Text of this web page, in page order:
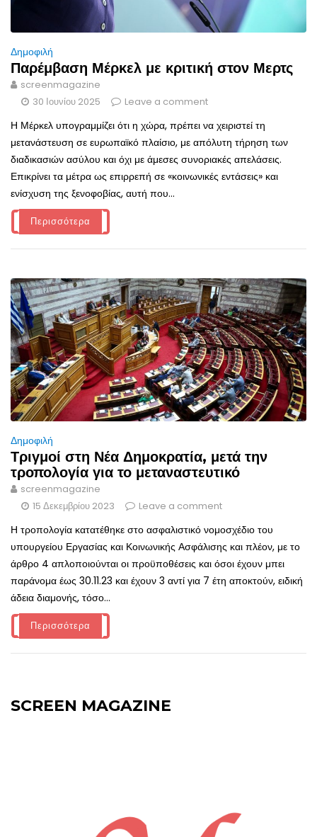
Δημοφιλή
Παρέμβαση Μέρκελ με κριτική στον Μερτς
screenmagazine
30 Ιουνίου 2025
Leave a comment
Η Μέρκελ υπογραμμίζει ότι η χώρα, πρέπει να χειριστεί τη
μετανάστευση σε ευρωπαϊκό πλαίσιο, με απόλυτη τήρηση των
διαδικασιών ασύλου και όχι με άμεσες συνοριακές απελάσεις.
Επικρίνει τα μέτρα ως επιρρεπή σε «κοινωνικές εντάσεις» και
ενίσχυση της ξενοφοβίας, αυτή που...
Περισσότερα
Δημοφιλή
Τριγμοί στη Νέα Δημοκρατία, μετά την
τροπολογία για το μεταναστευτικό
screenmagazine
15 Δεκεμβρίου 2023
Leave a comment
Η τροπολογία κατατέθηκε στο ασφαλιστικό νομοσχέδιο του
υπουργείου Εργασίας και Κοινωνικής Ασφάλισης και πλέον, με το
άρθρο 4 απλοποιούνται οι προϋποθέσεις και όσοι έχουν μπει
παράνομα έως 30.11.23 και έχουν 3 αντί για 7 έτη αποκτούν, ειδική
άδεια διαμονής, τόσο...
Περισσότερα
SCREEN MAGAZINE